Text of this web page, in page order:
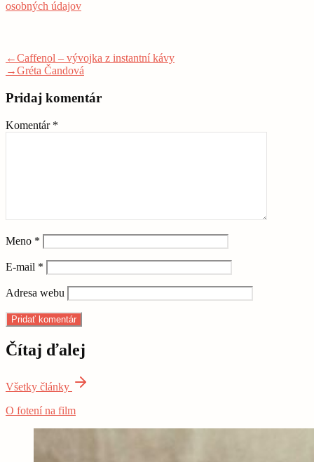
osobných údajov
Navigácia
v
článku
←Previous
post:
Caffenol – vývojka z instantní kávy
→Next
Gréta Čandová
Pridaj komentár
Komentár *
Meno *
E-mail *
Adresa webu
Čítaj ďalej
Všetky články
O fotení na film